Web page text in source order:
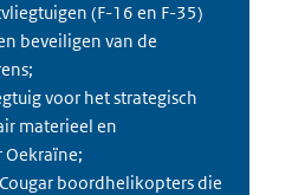
(F-16 en F-35)
beveiligen van de
voor het strategisch
materieel en
boordhelikopters die